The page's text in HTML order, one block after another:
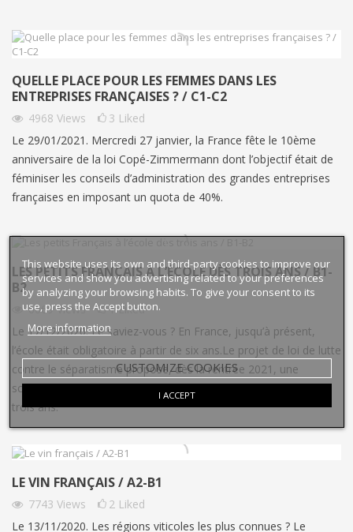
QUELLE PLACE POUR LES FEMMES DANS LES
ENTREPRISES FRANÇAISES ? / C1-C2
4968 Views 3 Liked
Le 29/01/2021. Mercredi 27 janvier, la France fête le 10ème
anniversaire de la loi Copé-Zimmermann dont l’objectif était de
féminiser les conseils d’administration des grandes entreprises
françaises en imposant un quota de 40%.
LES PETITS FRANÇAIS À L’ÉCOLE DÈS TROIS ANS / B1-
B2
6069Views 1 Liked
Le 17/12/2020. Le saviez-vous ? En France, jusqu’à présent,
l’école était obligatoire à partir de six ans.Le projet de loi de lutte
contre le séparatisme propose, dès la rentrée 2021, une
scolarisation obligatoire pour les enfants dans l’année de leur
trois ans.
LE VIN FRANÇAIS / A2-B1
7743 Views 2 Liked
Le 13/11/2020. Les régions viticoles les plus connues ? Le
This website uses its own and third-party cookies to improve our
services and show you advertising related to your preferences
by analyzing your browsing habits. To give your consent to its
use, press the Accept button.
More information
CUSTOMIZE COOKIES
I ACCEPT